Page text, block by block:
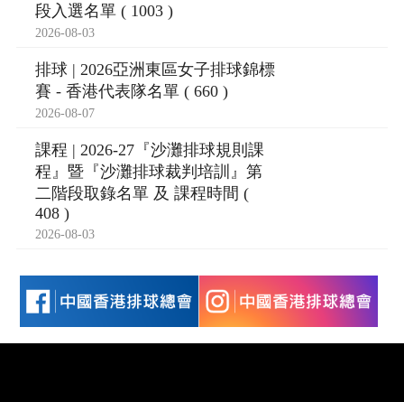
段入選名單 ( 1003 )
2026-08-03
排球 | 2026亞洲東區女子排球錦標
賽 - 香港代表隊名單 ( 660 )
2026-08-07
課程 | 2026-27『沙灘排球規則課
程』暨『沙灘排球裁判培訓』第
二階段取錄名單 及 課程時間 (
408 )
2026-08-03